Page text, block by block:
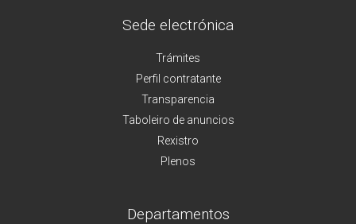
Sede electrónica
Trámites
Perfil contratante
Transparencia
Taboleiro de anuncios
Rexistro
Plenos
Departamentos